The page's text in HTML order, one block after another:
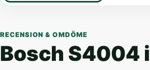
RECENSION & OMDÖME
Bosch S4004